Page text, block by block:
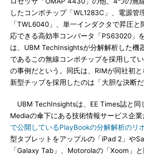
したコンボチップ「WL1283C」、電源管
「TWL6040」、単一インダクタで昇圧
応できる高効率コンバータ「PS63020」
は、UBM TechInsightsが分解解析した機
であるこの無線コンボチップを採用して
の事例だという。同氏は、RIMが同社初
新型チップを採用したのは「大胆な決断だ
UBM TechInsightsは、EE Times誌と同
Mediaの傘下にある技術情報サービス企
で公開しているPlayBookの分解解析のリ
型タブレットをアップルの「iPad 2」や
「Galaxy Tab」、Motorolaの「Xoom」